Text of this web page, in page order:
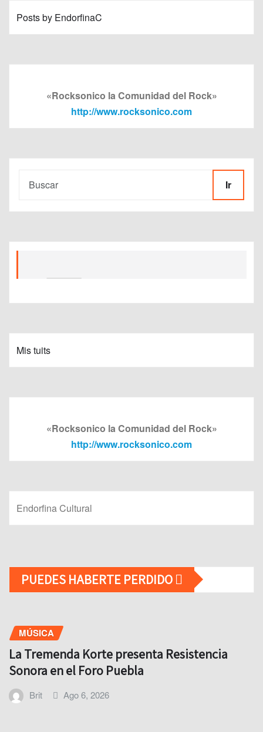
Posts by EndorfinaC
«Rocksonico la Comunidad del Rock»
http://www.rocksonico.com
Ir
Mis tuits
«Rocksonico la Comunidad del Rock»
http://www.rocksonico.com
Endorfina Cultural
PUEDES HABERTE PERDIDO
MÚSICA
La Tremenda Korte presenta Resistencia
Sonora en el Foro Puebla
Brit Ago 6, 2026